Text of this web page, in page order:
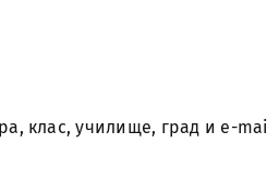
клас, училище, град и e-